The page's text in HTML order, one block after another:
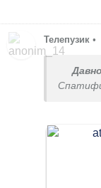
Телепузик •